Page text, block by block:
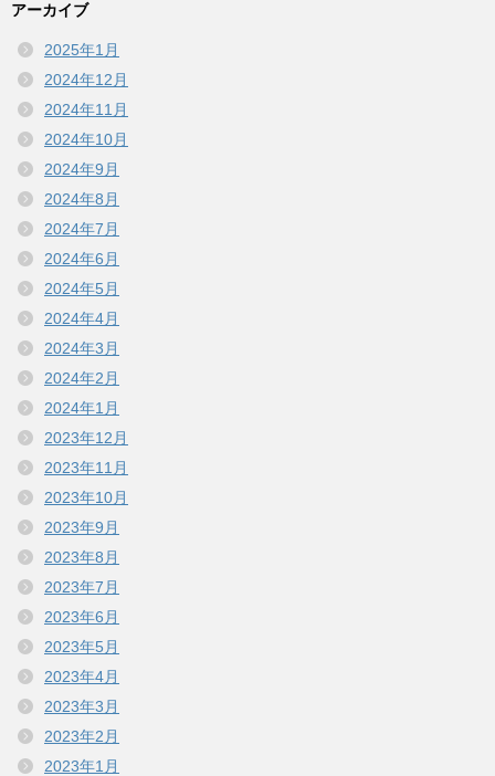
アーカイブ
2025年1月
2024年12月
2024年11月
2024年10月
2024年9月
2024年8月
2024年7月
2024年6月
2024年5月
2024年4月
2024年3月
2024年2月
2024年1月
2023年12月
2023年11月
2023年10月
2023年9月
2023年8月
2023年7月
2023年6月
2023年5月
2023年4月
2023年3月
2023年2月
2023年1月